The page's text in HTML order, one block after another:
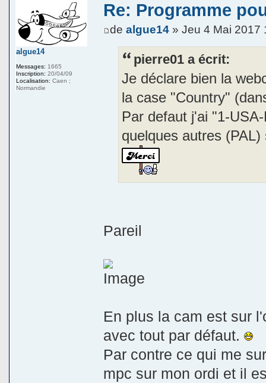
Re: Programme
dealgue14 » Jeu 4 Mai 2017
pierre01 a écrit:
Je déclare bien la
la case "Country"
Par defaut j'ai "1-
quelques autres
Pareil
En plus la cam est sur
avec tout par défaut.
Par contre ce qui me
mpc sur mon ordi et il
algue14
Messages: 1665
Inscription: 20/04/09
Localisation: Caen ;
Normandie